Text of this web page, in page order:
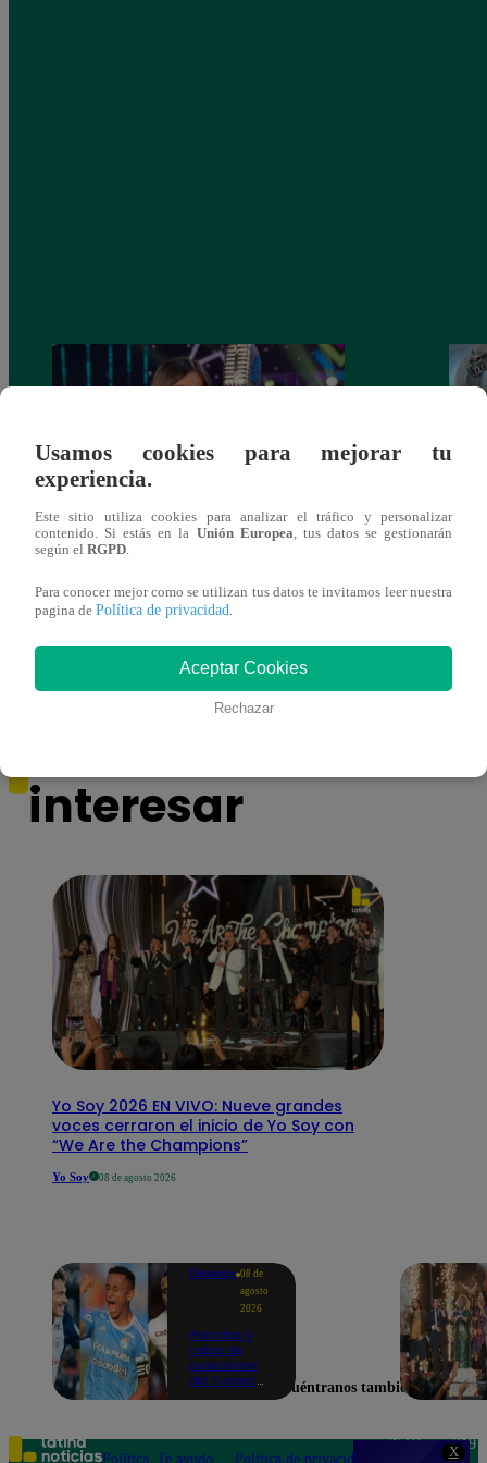
X
¡Imitadora de Laura Pausini se consagró
interesar
Yo Soy 2026 EN VIVO: Nueve grandes
voces cerraron el inicio de Yo Soy con
“We Are the Champions”
Yo Soy 08 de agosto 2026
Deportes 08 de
agosto
2026
Partidos y
tabla de
posiciones
del Torneo
en la fecha 4
Usamos cookies para mejorar tu
experiencia.
Este sitio utiliza cookies para analizar el tráfico y personalizar
contenido. Si estás en la Unión Europea, tus datos se gestionarán
según el RGPD.
Para conocer mejor como se utilizan tus datos te invitamos leer nuestra
pagina de Política de privacidad.
Aceptar Cookies
Rechazar
Encuéntranos también en
Política Te ayudo Política de privacidad
Teléfono: 219